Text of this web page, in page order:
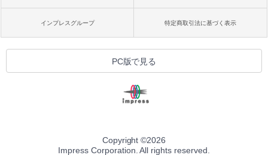
インプレスグループ 特定商取引法に基づく表示
PC版で見る
Copyright ©2026
Impress Corporation. All rights reserved.